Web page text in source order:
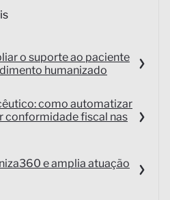
o suporte ao paciente
humanizado
como automatizar
conformidade fiscal nas
e amplia atuação